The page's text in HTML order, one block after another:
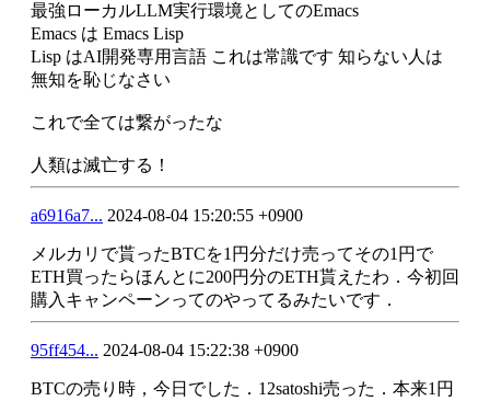
最強ローカルLLM実行環境としてのEmacs
Emacs は Emacs Lisp
Lisp はAI開発専用言語 これは常識です 知らない人は
無知を恥じなさい
これで全ては繋がったな
人類は滅亡する！
a6916a7... 2024-08-04 15:20:55 +0900
メルカリで貰ったBTCを1円分だけ売ってその1円で
ETH買ったらほんとに200円分のETH貰えたわ．今初回
購入キャンペーンってのやってるみたいです．
95ff454... 2024-08-04 15:22:38 +0900
BTCの売り時，今日でした．12satoshi売った．本来1円